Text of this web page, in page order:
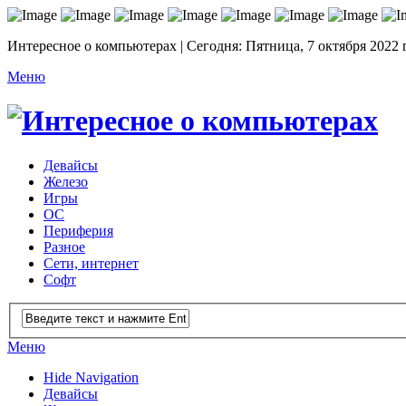
Интересное о компьютерах | Сегодня: Пятница, 7 октября 2022
Меню
Девайсы
Железо
Игры
ОС
Периферия
Разное
Сети, интернет
Софт
Меню
Hide Navigation
Девайсы